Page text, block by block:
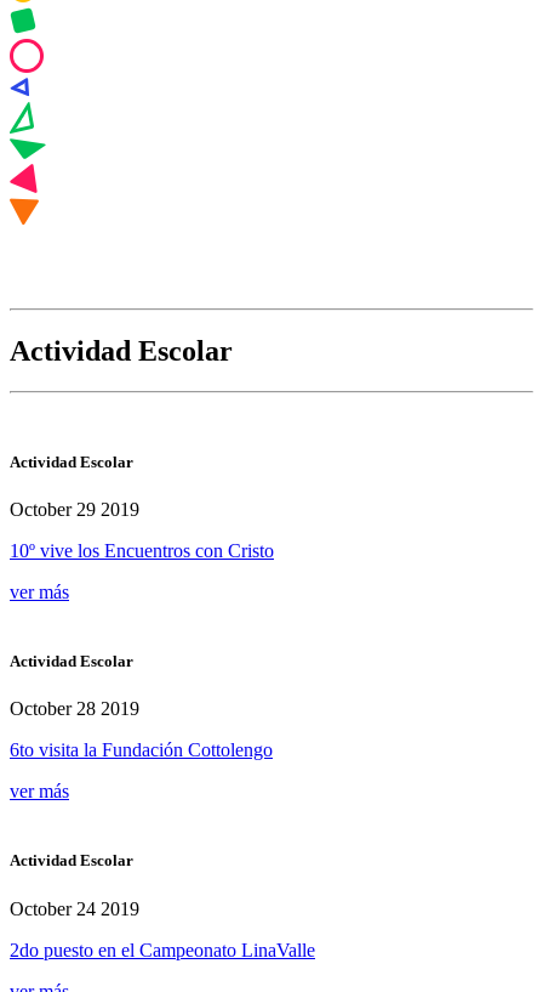
Actividad Escolar
Actividad Escolar
October 29 2019
10º vive los Encuentros con Cristo
ver más
Actividad Escolar
October 28 2019
6to visita la Fundación Cottolengo
ver más
Actividad Escolar
October 24 2019
2do puesto en el Campeonato LinaValle